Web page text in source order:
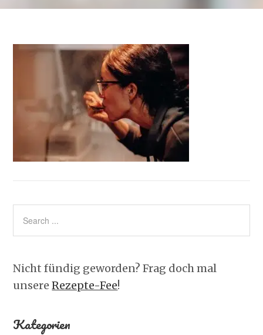
Nicht fündig geworden? Frag doch mal
unsereRezepte-Fee!
Kategorien